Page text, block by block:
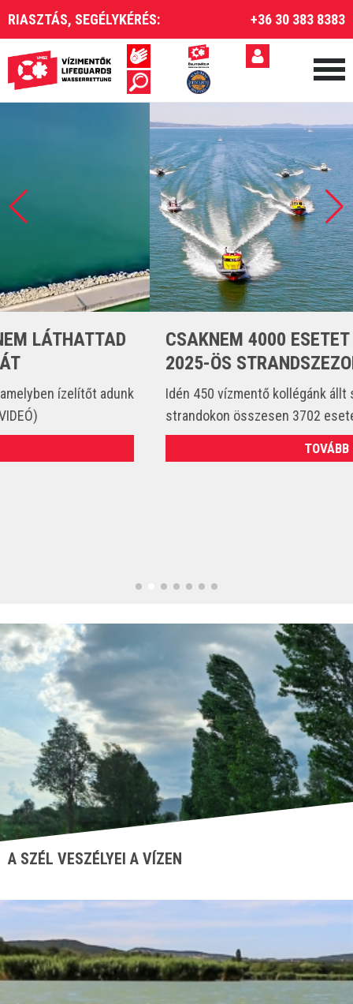
RIASZTÁS, SEGÉLYKÉRÉS: +36 30 383 8383
CSAKNEM 4000 ESETET LÁTTUNK EL A
2025-ÖS STRANDSZEZONBAN
Idén 450 vízmentő kollégánk állt szolgálatba és csak a
strandokon összesen 3702 esetet látott el. (VIDEÓ)
A SZÉL VESZÉLYEI A VÍZEN